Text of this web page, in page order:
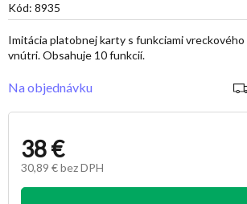
Kód: 8935
Na objednávku
38 €
30,89 € bez DPH
Jednotková
Imitácia platobnej karty s funkciami vreckového
vnútri. Obsahuje 10 funkcií.
5,0
5
hviezdičiek.